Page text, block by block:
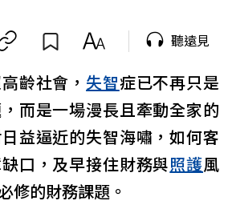
聽遠見
齡社會， 失智症已不再只是
而是一場漫長且牽動全家的
益逼近的失智海嘯，如何客
口，及早接住財務與照護風
修的財務課題。